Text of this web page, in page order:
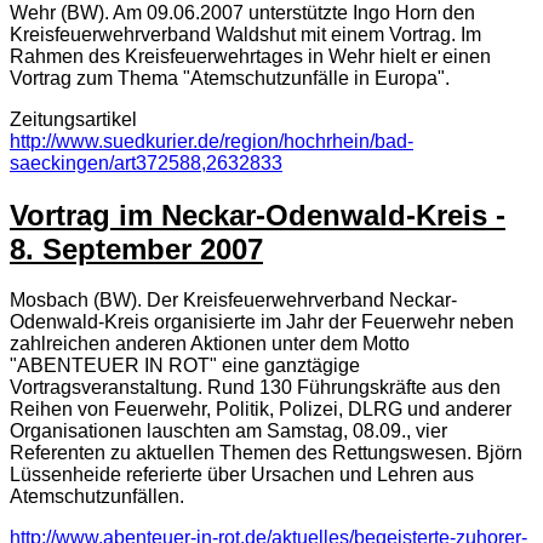
Wehr (BW). Am 09.06.2007 unterstützte Ingo Horn den
Kreisfeuerwehrverband Waldshut mit einem Vortrag. Im
Rahmen des Kreisfeuerwehrtages in Wehr hielt er einen
Vortrag zum Thema "Atemschutzunfälle in Europa".
Zeitungsartikel
http://www.suedkurier.de/region/hochrhein/bad-
saeckingen/art372588,2632833
Vortrag im Neckar-Odenwald-Kreis -
8. September 2007
Mosbach (BW). Der Kreisfeuerwehrverband Neckar-
Odenwald-Kreis organisierte im Jahr der Feuerwehr neben
zahlreichen anderen Aktionen unter dem Motto
"ABENTEUER IN ROT" eine ganztägige
Vortragsveranstaltung. Rund 130 Führungskräfte aus den
Reihen von Feuerwehr, Politik, Polizei, DLRG und anderer
Organisationen lauschten am Samstag, 08.09., vier
Referenten zu aktuellen Themen des Rettungswesen. Björn
Lüssenheide referierte über Ursachen und Lehren aus
Atemschutzunfällen.
http://www.abenteuer-in-rot.de/aktuelles/begeisterte-zuhorer-